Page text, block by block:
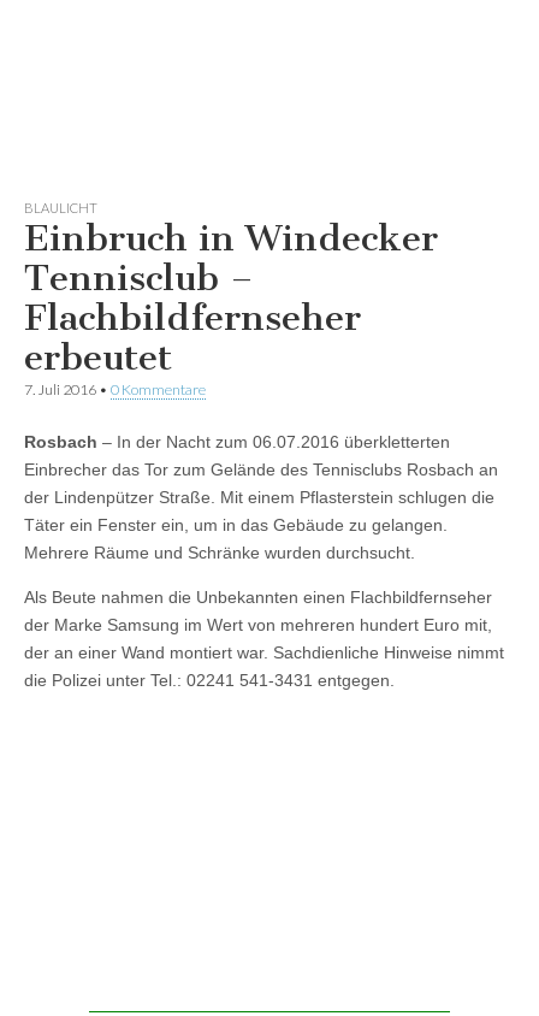
BLAULICHT
Einbruch in Windecker
Tennisclub –
Flachbildfernseher
erbeutet
7. Juli 2016 • 0 Kommentare
Rosbach – In der Nacht zum 06.07.2016 überkletterten
Einbrecher das Tor zum Gelände des Tennisclubs Rosbach an
der Lindenpützer Straße. Mit einem Pflasterstein schlugen die
Täter ein Fenster ein, um in das Gebäude zu gelangen.
Mehrere Räume und Schränke wurden durchsucht.
Als Beute nahmen die Unbekannten einen Flachbildfernseher
der Marke Samsung im Wert von mehreren hundert Euro mit,
der an einer Wand montiert war. Sachdienliche Hinweise nimmt
die Polizei unter Tel.: 02241 541-3431 entgegen.